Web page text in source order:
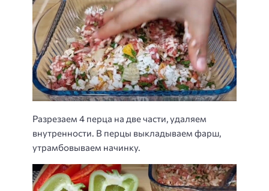
Разрезаем 4 перца на две части, удаляем
внутренности. В перцы выкладываем фарш,
утрамбовываем начинку.